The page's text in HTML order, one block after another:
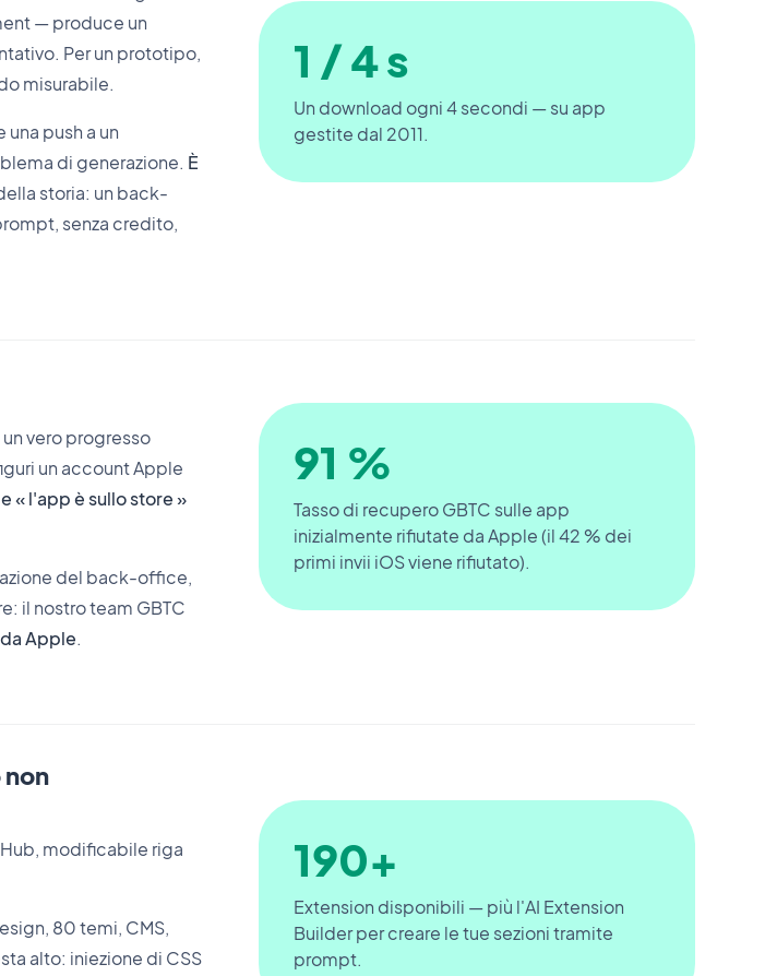
— produce un
Per un prototipo,
misurabile.
push a un
di generazione. È
storia: un back-
senza credito,
1 / 4 s
Un download ogni 4 secondi — su app
gestite dal 2011.
vero progresso
un account Apple
« l'app è sullo store »
del back-office,
il nostro team GBTC
Apple.
91 %
Tasso di recupero GBTC sulle app
inizialmente rifiutate da Apple (il 42 % dei
primi invii iOS viene rifiutato).
non
modificabile riga
80 temi, CMS,
alto: iniezione di CSS
190+
Extension disponibili — più l'AI Extension
Builder per creare le tue sezioni tramite
prompt.